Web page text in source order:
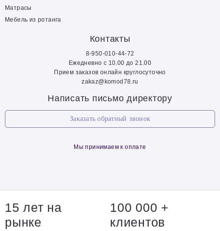
Матрасы
Мебель из ротанга
Контакты
8-950-010-44-72
Ежедневно с 10.00 до 21.00
Прием заказов онлайн круглосуточно
zakaz@komod78.ru
Написать письмо директору
Заказать обратный звонок
Мы принимаем к оплате
15 лет на
рынке
100 000 +
клиентов